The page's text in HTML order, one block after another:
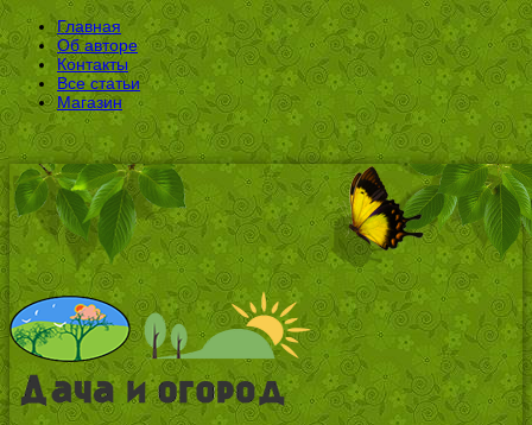
Главная
Об авторе
Контакты
Все статьи
Магазин